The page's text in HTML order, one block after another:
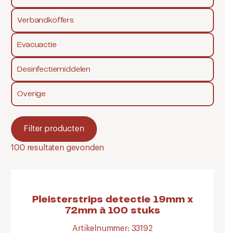
Verbandkoffers
Evacuactie
Desinfectiemiddelen
Overige
Filter producten
100 resultaten gevonden
Pleisterstrips detectie 19mm x
72mm à 100 stuks
Artikelnummer: 33192